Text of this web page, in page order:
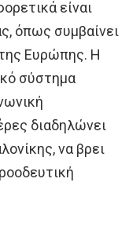
είναι
όπως συμβαίνει
Ευρώπης. Η
σύστημα
διαδηλώνει
να βρει